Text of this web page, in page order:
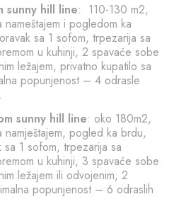
sunny hill line: 110-130 m2,
nameštajem i pogledom ka
sa 1 sofom, trpezarija sa
u kuhinji, 2 spavaće sobe
ležajem, privatno kupatilo sa
popunjenost – 4 odrasle
sunny hill line: oko 180m2,
namještajem, pogled ka brdu,
sa 1 sofom, trpezarija sa
u kuhinji, 3 spavaće sobe
ležajem ili odvojenim, 2
popunjenost – 6 odraslih